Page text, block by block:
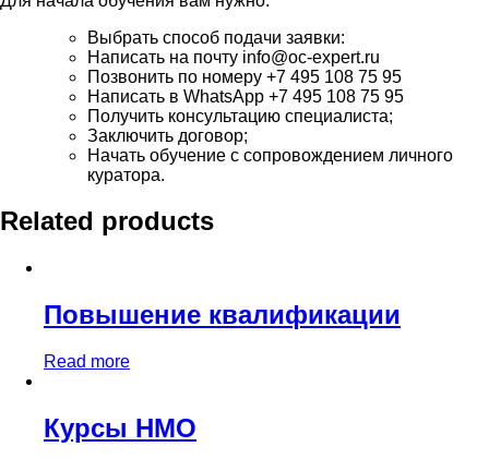
Выбрать способ подачи заявки:
Написать на почту info@oc-expert.ru
Позвонить по номеру +7 495 108 75 95
Написать в WhatsApp +7 495 108 75 95
Получить консультацию специалиста;
Заключить договор;
Начать обучение с сопровождением личного
куратора.
Related products
Повышение квалификации
Read more
Курсы НМО